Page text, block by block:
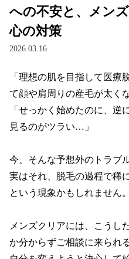
への不安と、メン
心の対策
2026.03.16
「理想の肌を目指して医療
て顔や肩周りの産毛が太く
「せっかく始めたのに、逆
見るのがツラい…」
今、そんな予想外のトラブ
実はそれ、脱毛の過程で稀
という現象かもしれません。
メンズクリアには、こうし
か分からずご相談に来られ